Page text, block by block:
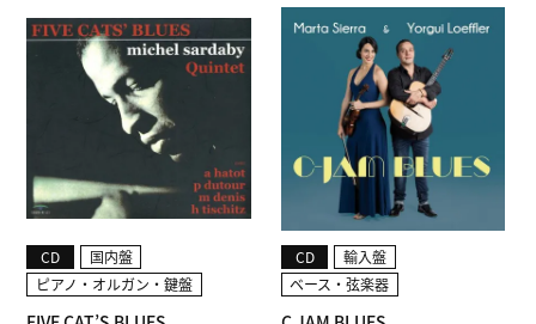
CD
国内盤
ピアノ・オルガン・鍵盤
CD
輸入盤
ベース・弦楽器